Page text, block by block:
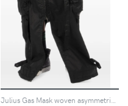
Julius Gas Mask woven asymmetric skirt - Schwarz